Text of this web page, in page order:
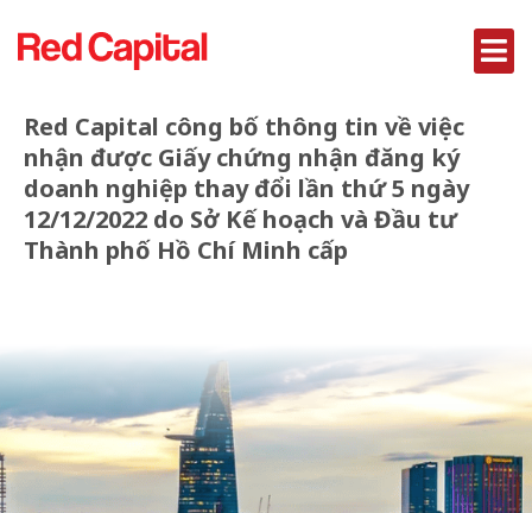
Red Capital công bố thông tin về việc
nhận được Giấy chứng nhận đăng ký
doanh nghiệp thay đổi lần thứ 5 ngày
12/12/2022 do Sở Kế hoạch và Đầu tư
Thành phố Hồ Chí Minh cấp